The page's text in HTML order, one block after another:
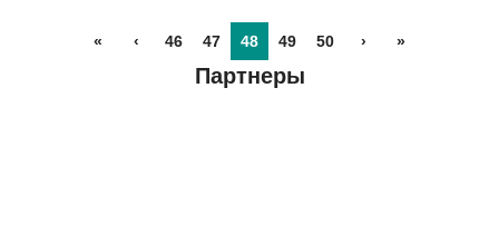
« ‹ 46 47 48 49 50 › »
Партнеры